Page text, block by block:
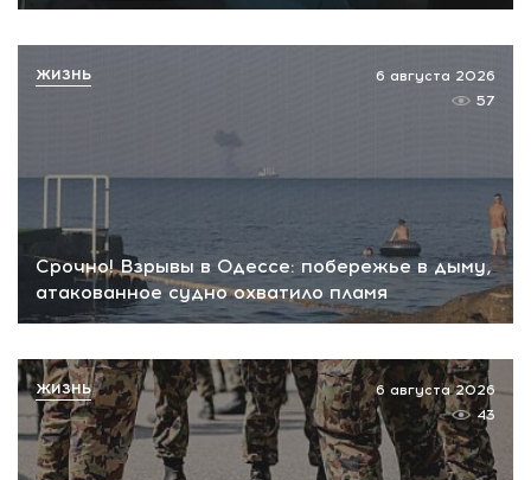
Срочно! Взрывы в Одессе: побережье в дыму,
атакованное судно охватило пламя
6 августа 2026
57
ЖИЗНЬ
6 августа 2026
43
ЖИЗНЬ